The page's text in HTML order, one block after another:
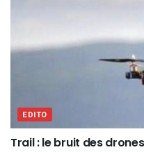
EDITO
Trail : le bruit des